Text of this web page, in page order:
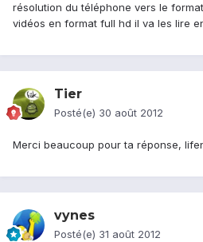
résolution du téléphone vers le
vidéos en format full hd il va les lire
Tier
Posté(e) 30 août 2012
Merci beaucoup pour ta réponse,
vynes
Posté(e) 31 août 2012